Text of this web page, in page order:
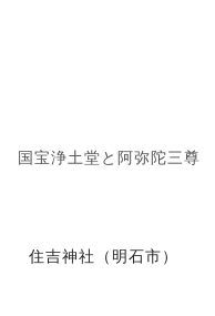
国宝浄土堂と阿弥陀三尊
住吉神社（明石市）